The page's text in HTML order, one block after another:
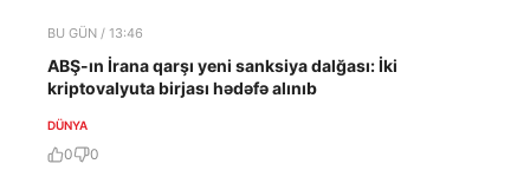
BU GÜN / 13:46
ABŞ-ın İrana qarşı yeni sanksiya dalğası: İki
kriptovalyuta birjası hədəfə alınıb
DÜNYA
0 0